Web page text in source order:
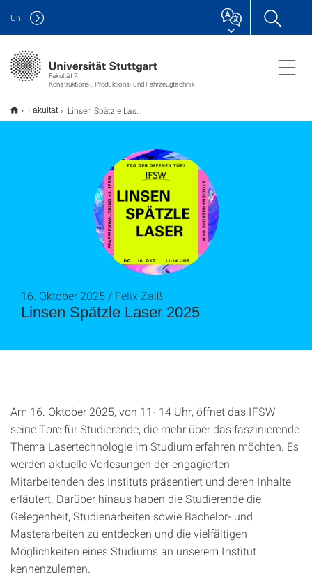
Fakultät 7:
Konstruktions-, Produktions- und Fahrzeugtechnik
Uni
Fakultät Linsen Spätzle Laser 2025
Linsen Spätzle Laser 2025
16. Oktober 2025 / Felix Zaiß
Am 16. Oktober 2025, von 11- 14 Uhr, öffnet das IFSW
seine Tore für Studierende, die mehr über das faszinierende
Thema Lasertechnologie im Studium erfahren möchten. Es
werden aktuelle Vorlesungen der engagierten
Mitarbeitenden des Instituts präsentiert und deren Inhalte
erläutert. Darüber hinaus haben die Studierende die
Gelegenheit, Studienarbeiten sowie Bachelor- und
Masterarbeiten zu entdecken und die vielfältigen
Möglichkeiten eines Studiums an unserem Institut
kennenzulernen.